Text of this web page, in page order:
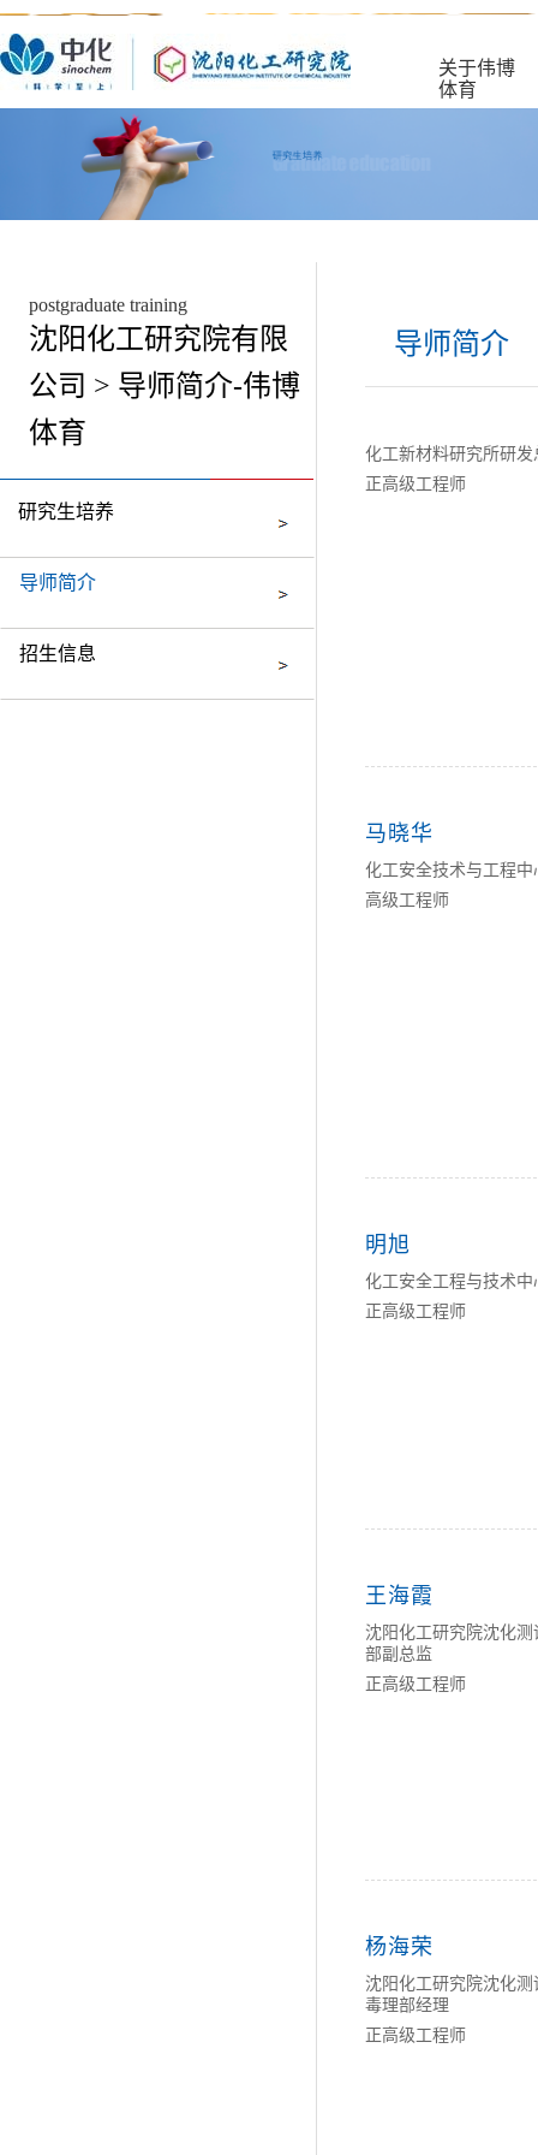
关于伟博
体育
postgraduate training
沈阳化工研究院有限
公司 > 导师简介-伟博
体育
研究生培养
导师简介
招生信息
导师简介
化工新材料研究所研发
正高级工程师
马晓华
化工安全技术与工程中
高级工程师
明旭
化工安全工程与技术中
正高级工程师
王海霞
沈阳化工研究院沈化
部副总监
正高级工程师
杨海荣
沈阳化工研究院沈化
毒理部经理
正高级工程师